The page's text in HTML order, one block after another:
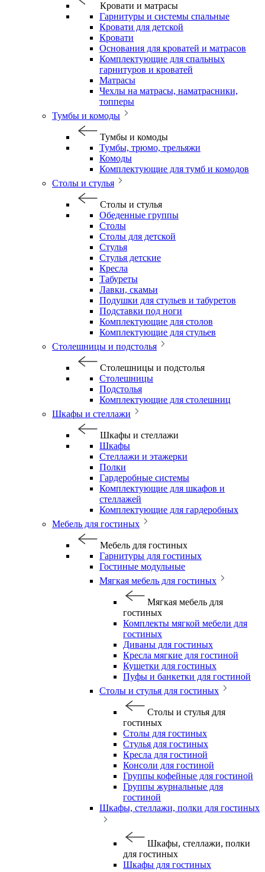
Кровати и матрасы
Гарнитуры и системы спальные
Кровати для детской
Кровати
Основания для кроватей и матрасов
Комплектующие для спальных
гарнитуров и кроватей
Матрасы
Чехлы на матрасы, наматрасники,
топперы
Тумбы и комоды
Тумбы и комоды
Тумбы, трюмо, трельяжи
Комоды
Комплектующие для тумб и комодов
Столы и стулья
Столы и стулья
Обеденные группы
Столы
Столы для детской
Стулья
Стулья детские
Кресла
Табуреты
Лавки, скамьи
Подушки для стульев и табуретов
Подставки под ноги
Комплектующие для столов
Комплектующие для стульев
Столешницы и подстолья
Столешницы и подстолья
Столешницы
Подстолья
Комплектующие для столешниц
Шкафы и стеллажи
Шкафы и стеллажи
Шкафы
Стеллажи и этажерки
Полки
Гардеробные системы
Комплектующие для шкафов и
стеллажей
Комплектующие для гардеробных
Мебель для гостиных
Мебель для гостиных
Гарнитуры для гостиных
Гостиные модульные
Мягкая мебель для гостиных
Мягкая мебель для
гостиных
Комплекты мягкой мебели для
гостиных
Диваны для гостиных
Кресла мягкие для гостиной
Кушетки для гостиных
Пуфы и банкетки для гостиной
Столы и стулья для гостиных
Столы и стулья для
гостиных
Столы для гостиных
Стулья для гостиных
Кресла для гостиной
Консоли для гостиной
Группы кофейные для гостиной
Группы журнальные для
гостиной
Шкафы, стеллажи, полки для гостиных
Шкафы, стеллажи, полки
для гостиных
Шкафы для гостиных